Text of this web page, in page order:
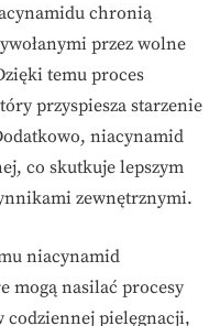
chronią
przez wolne
temu proces
przyspiesza starzenie
niacynamid
co skutkuje lepszym
zewnętrznymi.
niacynamid
mogą nasilać procesy
codziennej pielęgnacji,